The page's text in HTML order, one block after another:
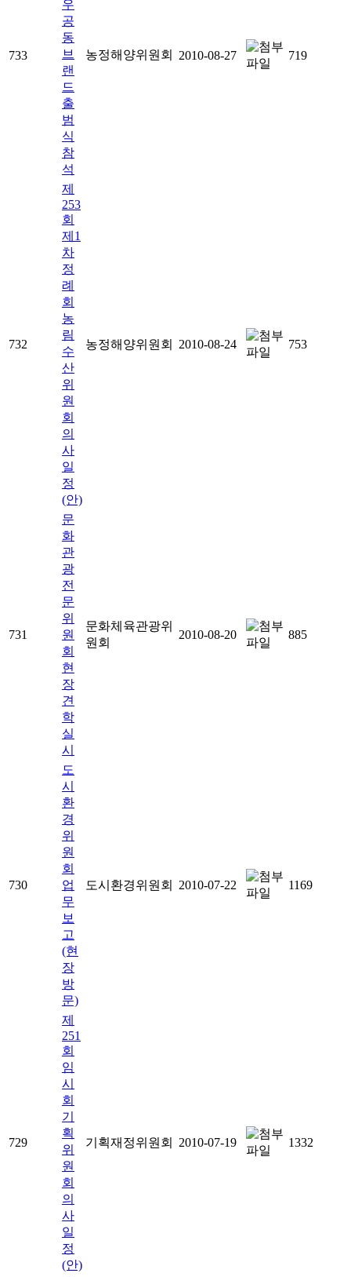
733
우
공
동
브
랜
드
출
범
식
참
석
농정해양위원회 2010-08-27 719
732
제
253
회
제1
차
정
례
회
농
림
수
산
위
원
회
의
사
일
정
(안)
농정해양위원회 2010-08-24 753
731
문
화
관
광
전
문
위
원
회
현
장
견
학
실
시
문화체육관광위
원회
2010-08-20 885
730
도
시
환
경
위
원
회
업
무
보
고
(현
장
방
문)
도시환경위원회 2010-07-22 1169
729
제
251
회
임
시
회
기
획
위
원
회
의
사
일
정
(안)
기획재정위원회 2010-07-19 1332